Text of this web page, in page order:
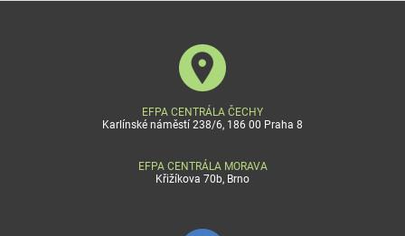
EFPA CENTRÁLA ČECHY
Karlínské náměstí 238/6, 186 00 Praha 8
EFPA CENTRÁLA MORAVA
Křižíkova 70b, Brno